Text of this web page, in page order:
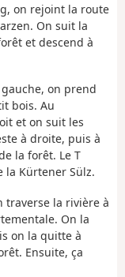
on rejoint la route
On suit la
et descend à
on prend
bois. Au
et on suit les
à droite, puis à
la forêt. Le T
la Kürtener Sülz.
traverse la rivière à
On la
on la quitte à
Ensuite, ça